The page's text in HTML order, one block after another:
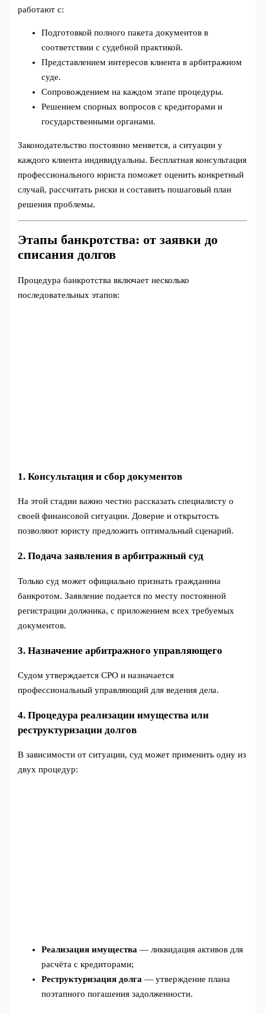
работают с:
Подготовкой полного пакета документов в
соответствии с судебной практикой.
Представлением интересов клиента в арбитражном
суде.
Сопровождением на каждом этапе процедуры.
Решением спорных вопросов с кредиторами и
государственными органами.
Законодательство постоянно меняется, а ситуации у
каждого клиента индивидуальны. Бесплатная консультация
профессионального юриста поможет оценить конкретный
случай, рассчитать риски и составить пошаговый план
решения проблемы.
Этапы банкротства: от заявки до
списания долгов
Процедура банкротства включает несколько
последовательных этапов:
1. Консультация и сбор документов
На этой стадии важно честно рассказать специалисту о
своей финансовой ситуации. Доверие и открытость
позволяют юристу предложить оптимальный сценарий.
2. Подача заявления в арбитражный суд
Только суд может официально признать гражданина
банкротом. Заявление подается по месту постоянной
регистрации должника, с приложением всех требуемых
документов.
3. Назначение арбитражного управляющего
Судом утверждается СРО и назначается
профессиональный управляющий для ведения дела.
4. Процедура реализации имущества или
реструктуризации долгов
В зависимости от ситуации, суд может применить одну из
двух процедур:
Реализация имущества — ликвидация активов для
расчёта с кредиторами;
Реструктуризация долга — утверждение плана
поэтапного погашения задолженности.